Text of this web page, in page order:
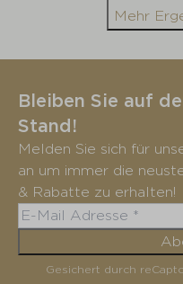
Mehr
Bleiben Sie auf
Stand!
Melden Sie sich für
an um immer die
& Rabatte zu erhalten!
Gesichert durch